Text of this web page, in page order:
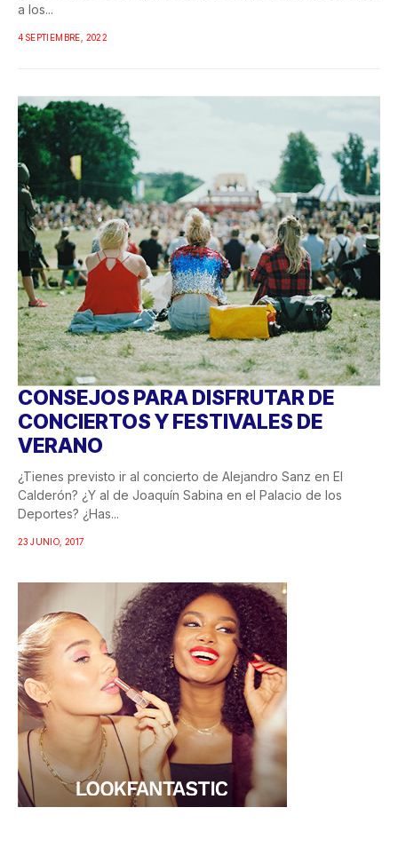
a los...
4 SEPTIEMBRE, 2022
CONSEJOS PARA DISFRUTAR DE
CONCIERTOS Y FESTIVALES DE
VERANO
¿Tienes previsto ir al concierto de Alejandro Sanz en El
Calderón? ¿Y al de Joaquín Sabina en el Palacio de los
Deportes? ¿Has...
23 JUNIO, 2017